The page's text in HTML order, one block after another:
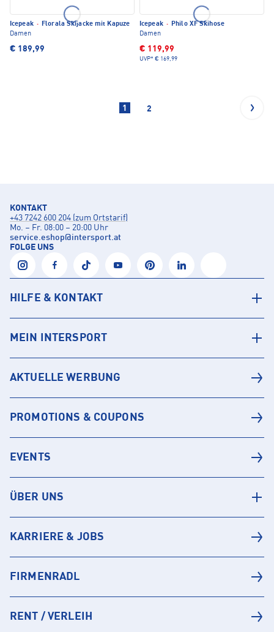
Icepeak · Florala Skijacke mit Kapuze
Damen
€ 189,99
Icepeak · Philo XF Skihose
Damen
€ 119,99
UVP* € 169,99
1 2
KONTAKT
+43 7242 600 204 (zum Ortstarif)
Mo. – Fr. 08:00 – 20:00 Uhr
service.eshop@intersport.at
FOLGE UNS
HILFE & KONTAKT
MEIN INTERSPORT
AKTUELLE WERBUNG
PROMOTIONS & COUPONS
EVENTS
ÜBER UNS
KARRIERE & JOBS
FIRMENRADL
RENT / VERLEIH